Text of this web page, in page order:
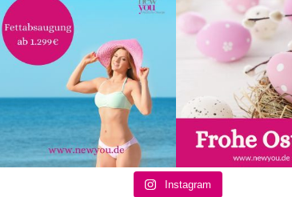
Instagram